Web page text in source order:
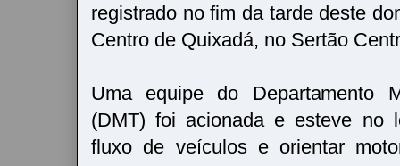
registrado no fim da tarde deste
Centro de Quixadá, no Sertão
Uma equipe do Departamento
(DMT) foi acionada e esteve no
fluxo de veículos e orientar